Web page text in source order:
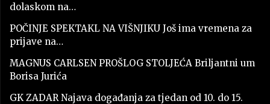
dolaskom na…
POČINJE SPEKTAKL NA VIŠNJIKU Još ima vremena za
prijave na…
MAGNUS CARLSEN PROŠLOG STOLJEĆA Briljantni um
Borisa Jurića
GK ZADAR Najava događanja za tjedan od 10. do 15.